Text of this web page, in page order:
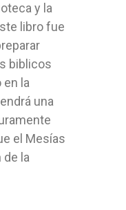
y la
libro fue
biblicos
la
una
el Mesías
de la